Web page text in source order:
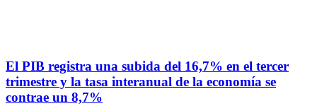
El PIB registra una subida del 16,7% en el tercer
trimestre y la tasa interanual de la economía se
contrae un 8,7%